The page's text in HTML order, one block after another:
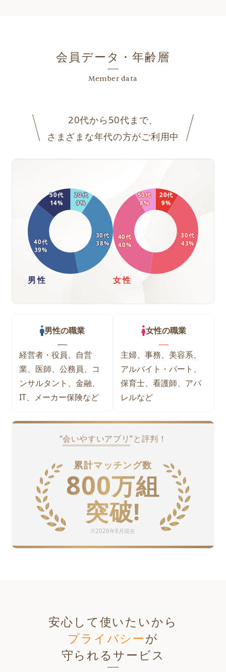
会員データ・年齢層
Member data
20代から50代まで、
さまざまな年代の方がご利用中
男性
20代
9%
30代
38%
40代
39%
50代
14%
女性
20代
9%
30代
43%
40代
40%
50代
8%
男性の職業
経営者・役員、自営
業、医師、公務員、コ
ンサルタント、金融、
IT、メーカー保険など
女性の職業
主婦、事務、美容系、
アルバイト・パート、
保育士、看護師、アパ
レルなど
“会いやすいアプリ”と評判！
累計マッチング数
800万組
突破!
※2026年8月現在
安心して使いたいから
プライバシーが
守られるサービス